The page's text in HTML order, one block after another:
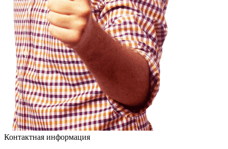
Контактная информация